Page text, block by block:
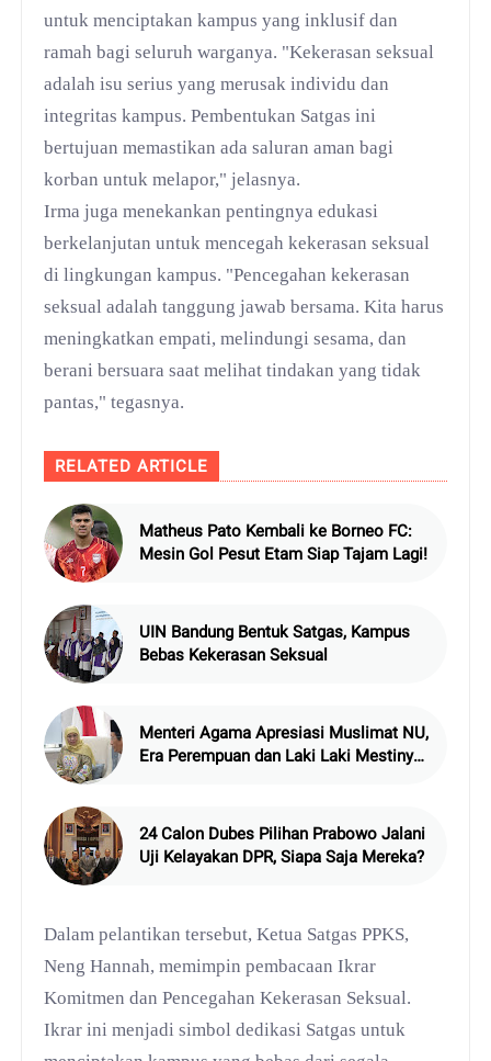
untuk menciptakan kampus yang inklusif dan
ramah bagi seluruh warganya. "Kekerasan seksual
adalah isu serius yang merusak individu dan
integritas kampus. Pembentukan Satgas ini
bertujuan memastikan ada saluran aman bagi
korban untuk melapor," jelasnya.
Irma juga menekankan pentingnya edukasi
berkelanjutan untuk mencegah kekerasan seksual
di lingkungan kampus. "Pencegahan kekerasan
seksual adalah tanggung jawab bersama. Kita harus
meningkatkan empati, melindungi sesama, dan
berani bersuara saat melihat tindakan yang tidak
pantas," tegasnya.
RELATED ARTICLE
Matheus Pato Kembali ke Borneo FC:
Mesin Gol Pesut Etam Siap Tajam Lagi!
UIN Bandung Bentuk Satgas, Kampus
Bebas Kekerasan Seksual
Menteri Agama Apresiasi Muslimat NU,
Era Perempuan dan Laki Laki Mestinya
24 Calon Dubes Pilihan Prabowo Jalani
Uji Kelayakan DPR, Siapa Saja Mereka?
Dalam pelantikan tersebut, Ketua Satgas PPKS,
Neng Hannah, memimpin pembacaan Ikrar
Komitmen dan Pencegahan Kekerasan Seksual.
Ikrar ini menjadi simbol dedikasi Satgas untuk